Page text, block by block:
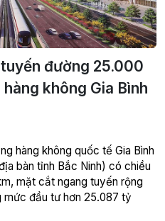
đường 25.000
không Gia Bình
hàng không quốc tế Gia Bình
bàn tỉnh Bắc Ninh) có chiều
mặt cắt ngang tuyến rộng
mức đầu tư hơn 25.087 tỷ